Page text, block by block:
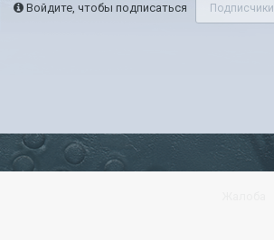
Войдите, чтобы подписаться Подписчики